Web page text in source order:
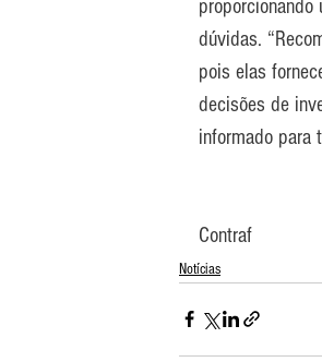
dúvidas.
pois elas
decisões de
informado para
Contraf
Notícias